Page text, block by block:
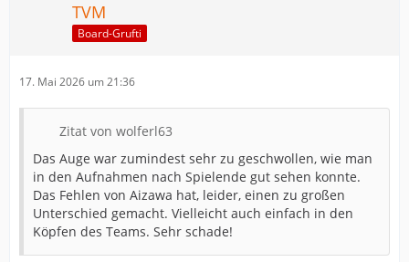
TVM
Board-Grufti
17. Mai 2026 um 21:36
Zitat von wolferl63
Das Auge war zumindest sehr zu geschwollen, wie man
in den Aufnahmen nach Spielende gut sehen konnte.
Das Fehlen von Aizawa hat, leider, einen zu großen
Unterschied gemacht. Vielleicht auch einfach in den
Köpfen des Teams. Sehr schade!